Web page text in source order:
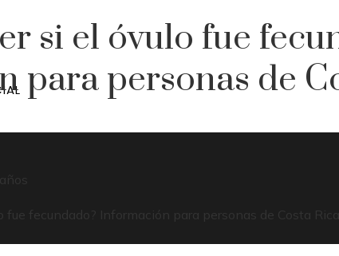
si el óvulo fue
para personas de